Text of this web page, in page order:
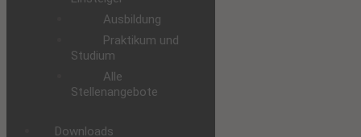
Ausbildung
Praktikum und
Studium
Alle
Stellenangebote
Downloads